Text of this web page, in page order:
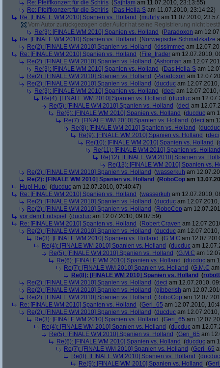
Re: Pfeiffkonzert für die Schiris (Sajhtam am 11.07.2010, 23:13:55)
Re: Pfeiffkonzert für die Schiris (Das Hella-S am 11.07.2010, 23:14:22)
Re: [FINALE WM 2010] Spanien vs. Holland (muhrly am 11.07.2010,
Vom Autor zurückgezogen oder Autor hat seine Registrierung nicht
Re(3): [FINALE WM 2010] Spanien vs. Holland (Paradoxon am
Re: [FINALE WM 2010] Spanien vs. Holland (Norwegische Schmalzkatze
Re(2): [FINALE WM 2010] Spanien vs. Holland (kissimmee am
Re: [FINALE WM 2010] Spanien vs. Holland (File_trader am 12.07.2010,
Re(2): [FINALE WM 2010] Spanien vs. Holland (Astroman am
Re(3): [FINALE WM 2010] Spanien vs. Holland (Das Hella-S am
Re(2): [FINALE WM 2010] Spanien vs. Holland (Paradoxon am
Re(2): [FINALE WM 2010] Spanien vs. Holland (ducduc am
Re(3): [FINALE WM 2010] Spanien vs. Holland (deci am 12.07.2010,
Re(4): [FINALE WM 2010] Spanien vs. Holland (ducduc am
Re(5): [FINALE WM 2010] Spanien vs. Holland (deci am
Re(6): [FINALE WM 2010] Spanien vs. Holland (ducduc am
Re(7): [FINALE WM 2010] Spanien vs. Holland (deci am
Re(8): [FINALE WM 2010] Spanien vs. Holland (ducduc
Re(9): [FINALE WM 2010] Spanien vs. Holland (deci
Re(10): [FINALE WM 2010] Spanien vs. Holland (
Re(11): [FINALE WM 2010] Spanien vs. Holland
Re(12): [FINALE WM 2010] Spanien vs.
Re(13): [FINALE WM 2010] Spanien vs.
Re(2): [FINALE WM 2010] Spanien vs. Holland (wasserkuh am
Re(2): [FINALE WM 2010] Spanien vs. Holland (RoboCop am
Hup! Hup! (ducduc am 12.07.2010, 07:40:47)
Re: [FINALE WM 2010] Spanien vs. Holland (wasserkuh am 12.07.2010,
Re(2): [FINALE WM 2010] Spanien vs. Holland (ducduc am
Re(2): [FINALE WM 2010] Spanien vs. Holland (RoboCop am
vor dem Endspiel
(ducduc am 12.07.2010, 09:07:59)
Re: [FINALE WM 2010] Spanien vs. Holland (Robert Craven am
Re(2): [FINALE WM 2010] Spanien vs. Holland (ducduc am
Re(3): [FINALE WM 2010] Spanien vs. Holland (G.M.C am
Re(4): [FINALE WM 2010] Spanien vs. Holland (ducduc am
Re(5): [FINALE WM 2010] Spanien vs. Holland (G.M.C am
Re(6): [FINALE WM 2010] Spanien vs. Holland (ducduc am
Re(7): [FINALE WM 2010] Spanien vs. Holland (G.M.C
Re(8): [FINALE WM 2010] Spanien vs. Holland (
Re(2): [FINALE WM 2010] Spanien vs. Holland (deci am 12.07.2010,
Re(2): [FINALE WM 2010] Spanien vs. Holland (gibberish am
Re(2): [FINALE WM 2010] Spanien vs. Holland (RoboCop am
Re: [FINALE WM 2010] Spanien vs. Holland (Geri_65 am 12.07.2010,
Re(2): [FINALE WM 2010] Spanien vs. Holland (ducduc am
Re(3): [FINALE WM 2010] Spanien vs. Holland (Geri_65 am
Re(4): [FINALE WM 2010] Spanien vs. Holland (ducduc am
Re(5): [FINALE WM 2010] Spanien vs. Holland (Geri_65 am
Re(6): [FINALE WM 2010] Spanien vs. Holland (ducduc am
Re(7): [FINALE WM 2010] Spanien vs. Holland (Geri_65
Re(8): [FINALE WM 2010] Spanien vs. Holland (ducduc
Re(9): [FINALE WM 2010] Spanien vs. Holland (